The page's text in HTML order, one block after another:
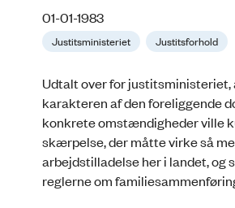
01-01-1983
Justitsministeriet Justitsforhold
Udtalt over for justitsministeriet,
karakteren af den foreliggende
konkrete omstændigheder ville
skærpelse, der måtte virke så
arbejdstilladelse her i landet, og
reglerne om